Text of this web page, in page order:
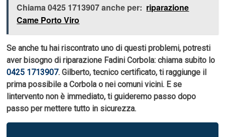
Chiama 0425 1713907 anche per: riparazione
Came Porto Viro
Se anche tu hai riscontrato uno di questi problemi, potresti
aver bisogno di riparazione Fadini Corbola: chiama subito lo
0425 1713907. Gilberto, tecnico certificato, ti raggiunge il
prima possibile a Corbola o nei comuni vicini. E se
lintervento non è immediato, ti guideremo passo dopo
passo per mettere tutto in sicurezza.